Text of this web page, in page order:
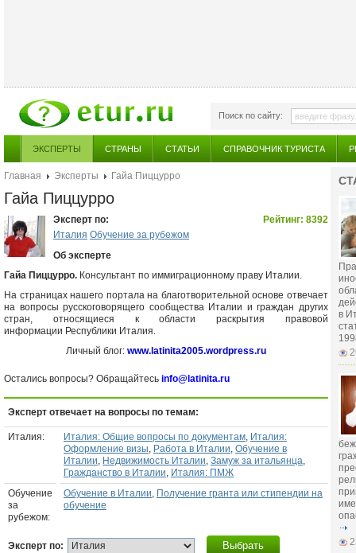
Поиск по сайту:
ЭКСПЕРТЫ СТРАНЫ СТАТЬИ СПРАВОЧНИК ТУРИСТА
Главная Эксперты Гайа Пиццурро
Гайа Пиццурро
Рейтинг: 8392
Эксперт по:
Италия Обучение за рубежом
Об эксперте
Гайа Пиццурро. Консультант по иммиграционному праву Италии.
На страницах нашего портала на благотворительной основе отвечает
на вопросы русскоговорящего сообщества Италии и граждан других
стран, относящиеся к области раскрытия правовой
информации Республики Италия.
Личный блог: www.latinita2005.wordpress.ru
Остались вопросы? Обращайтесь info@latinita.ru
Эксперт отвечает на вопросы по темам:
Италия: Италия: Общие вопросы по документам, Италия:
Оформление визы, Работа в Италии, Обучение в
Италии, Недвижимость Италии, Замуж за итальянца,
Гражданство в Италии, Италия: ПМЖ
Обучение
за
рубежом:
Обучение в Италии, Получение гранта или стипендии на
обучение
Эксперт по: Выбрать
в